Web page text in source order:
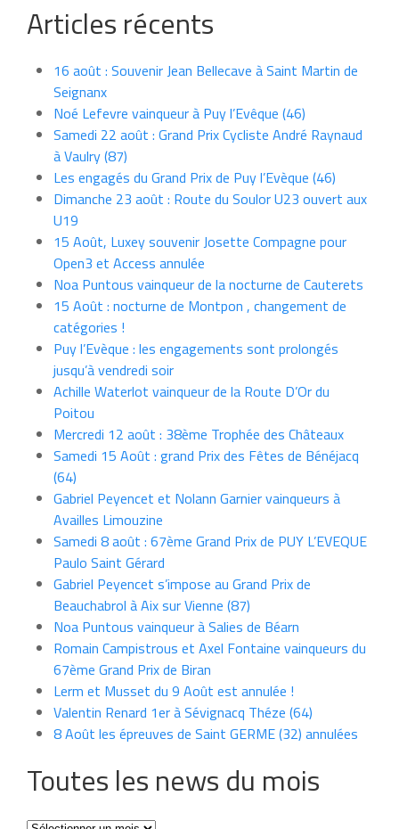
Articles récents
16 août : Souvenir Jean Bellecave à Saint Martin de
Seignanx
Noé Lefevre vainqueur à Puy l’Evêque (46)
Samedi 22 août : Grand Prix Cycliste André Raynaud
à Vaulry (87)
Les engagés du Grand Prix de Puy l’Evèque (46)
Dimanche 23 août : Route du Soulor U23 ouvert aux
U19
15 Août, Luxey souvenir Josette Compagne pour
Open3 et Access annulée
Noa Puntous vainqueur de la nocturne de Cauterets
15 Août : nocturne de Montpon , changement de
catégories !
Puy l’Evèque : les engagements sont prolongés
jusqu’à vendredi soir
Achille Waterlot vainqueur de la Route D’Or du
Poitou
Mercredi 12 août : 38ème Trophée des Châteaux
Samedi 15 Août : grand Prix des Fêtes de Bénéjacq
(64)
Gabriel Peyencet et Nolann Garnier vainqueurs à
Availles Limouzine
Samedi 8 août : 67ème Grand Prix de PUY L’EVEQUE
Paulo Saint Gérard
Gabriel Peyencet s’impose au Grand Prix de
Beauchabrol à Aix sur Vienne (87)
Noa Puntous vainqueur à Salies de Béarn
Romain Campistrous et Axel Fontaine vainqueurs du
67ème Grand Prix de Biran
Lerm et Musset du 9 Août est annulée !
Valentin Renard 1er à Sévignacq Théze (64)
8 Août les épreuves de Saint GERME (32) annulées
Toutes les news du mois